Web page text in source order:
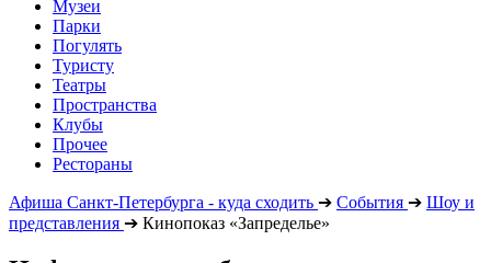
Музеи
Парки
Погулять
Туристу
Театры
Пространства
Клубы
Прочее
Рестораны
Афиша Санкт-Петербурга - куда сходить ➔ События ➔ Шоу и
представления ➔ Кинопоказ «Запределье»